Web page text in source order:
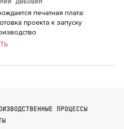
печатная плата:
проекта к запуску
ПРОЦЕССЫ